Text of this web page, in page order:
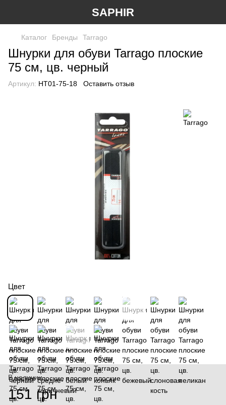
SAPHIR
Каталог Бренды Tarrago
Шнурки для обуви Tarrago плоские
75 см, цв. черный
Артикул: HT01-75-18 Оставить отзыв
Цвет
В наличии
151 грн